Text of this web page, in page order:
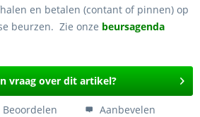
en betalen (contant of pinnen) op
beurzen. Zie onze beursagenda
vraag over dit artikel?
Beoordelen Aanbevelen